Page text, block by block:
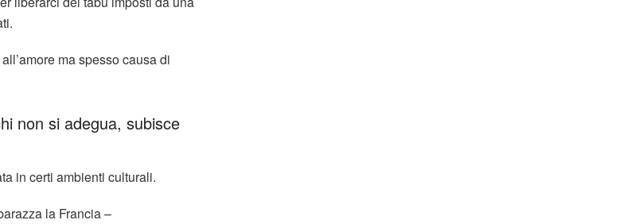
ma spesso causa di
non si adegua, subisce
in certi ambienti culturali.
la Francia –